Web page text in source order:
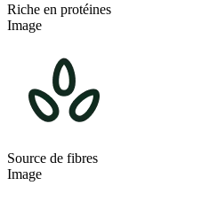
Riche en protéines
Image
Source de fibres
Image